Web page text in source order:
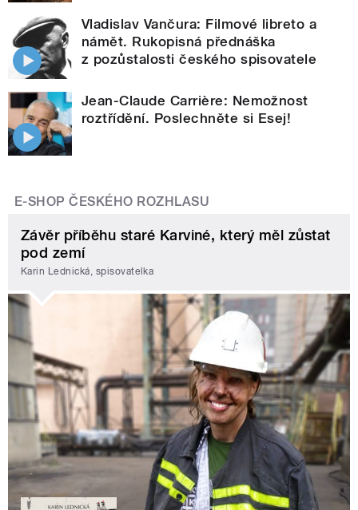
Vladislav Vančura: Filmové libreto a
námět. Rukopisná přednáška
z pozůstalosti českého spisovatele
Jean-Claude Carrière: Nemožnost
roztřídění. Poslechněte si Esej!
E-SHOP ČESKÉHO ROZHLASU
Závěr příběhu staré Karviné, který měl zůstat
pod zemí
Karin Lednická, spisovatelka